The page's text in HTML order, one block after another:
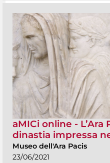
aMICi online -
dinastia impressa
Museo dell'Ara Pacis
23/06/2021